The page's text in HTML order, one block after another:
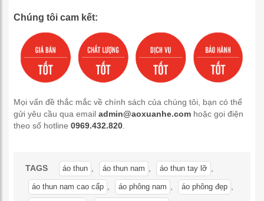
Chúng tôi cam kết:
Mọi vấn đề thắc mắc về chính sách của chúng tôi, bạn có thể
gửi yêu cầu qua email admin@aoxuanhe.com hoặc gọi điện
theo số hotline 0969.432.820
TAGS áo thun áo thun nam áo thun tay lỡ
áo thun nam cao cấp áo phông nam áo phông đẹp